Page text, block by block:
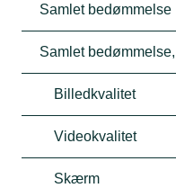
Samlet bedømmelse
Samlet
Billedkvalitet
Videokvalitet
Skærm